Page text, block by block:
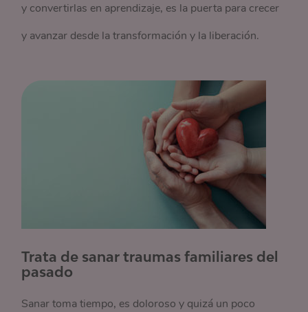
y convertirlas en aprendizaje, es la puerta para crecer
y avanzar desde la transformación y la liberación.
Trata de sanar traumas familiares del
pasado
Sanar toma tiempo, es doloroso y quizá un poco